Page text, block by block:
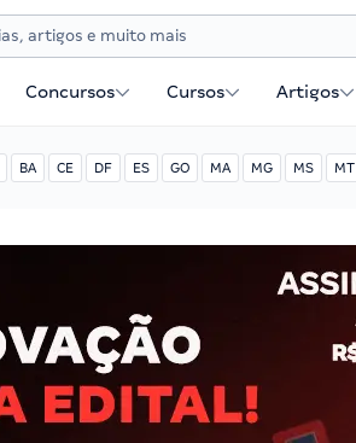
Concursos Cursos Artigos
BA CE DF ES GO MA MG MS MT